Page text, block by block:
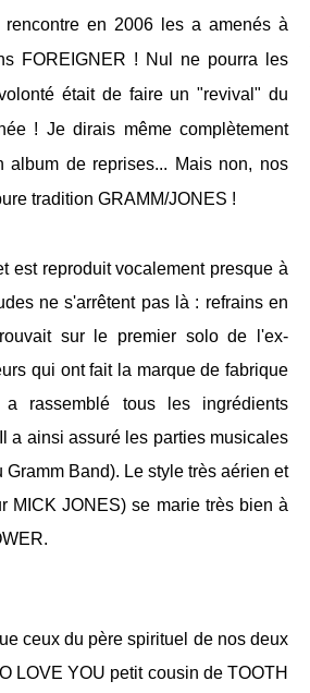
en 2006 les a amenés à
FOREIGNER ! Nul ne pourra les
était de faire un "revival" du
! Je dirais même complètement
de reprises... Mais non, nos
tradition GRAMM/JONES !
est reproduit vocalement presque à
ne s'arrêtent pas là : refrains en
sur le premier solo de l'ex-
qui ont fait la marque de fabrique
rassemblé tous les ingrédients
a ainsi assuré les parties musicales
Band). Le style très aérien et
MICK JONES) se marie très bien à
ceux du père spirituel de nos deux
LOVE YOU petit cousin de TOOTH